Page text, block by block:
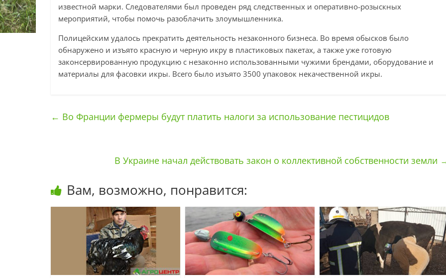
известной марки. Следователями был проведен ряд следственных и оперативно-розыскных
мероприятий, чтобы помочь разоблачить злоумышленника.
Полицейским удалось прекратить деятельность незаконного бизнеса. Во время обысков было
обнаружено и изъято красную и черную икру в пластиковых пакетах, а также уже готовую
законсервированную продукцию с незаконно использованными чужими брендами, оборудование и
материалы для фасовки икры. Всего было изъято 3500 упаковок некачественной икры.
← Во Франции фермеры будут платить налоги за использование пестицидов
В Украине начал действовать закон о коллективной собственности земли
Вам, возможно, понравится: